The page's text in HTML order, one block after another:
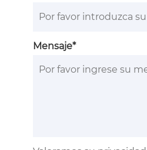
Mensaje*